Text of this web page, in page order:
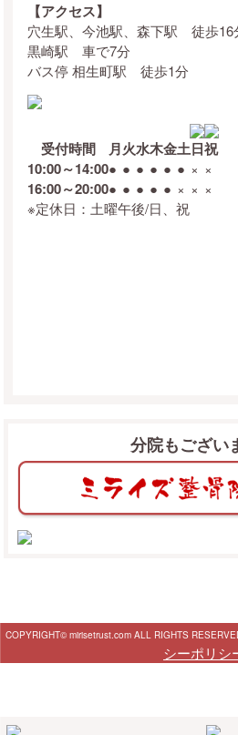
【アクセス】
穴生駅、今池駅、森下駅 徒歩16
黒崎駅 車で7分
バス停 相生町駅 徒歩1分
受付時間 月火水木金土日祝
10:00～14:00● ● ● ● ● ● × ×
16:00～20:00● ● ● ● ● × × ×
※定休日：土曜午後/日、祝
分院もござい
COPYRIGHT© mirisetrust.com ALL RIGHTS
シーポリシ